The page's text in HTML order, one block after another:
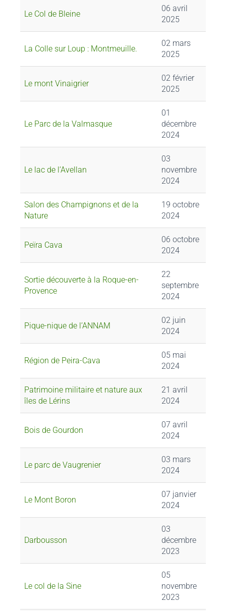
Le Col de Bleine
06 avril
2025
La Colle sur Loup : Montmeuille.
02 mars
2025
Le mont Vinaigrier
02 février
2025
Le Parc de la Valmasque
01
décembre
2024
Le lac de l’Avellan
03
novembre
2024
Salon des Champignons et de la
Nature
19 octobre
2024
Peïra Cava
06 octobre
2024
Sortie découverte à la Roque-en-
Provence
22
septembre
2024
Pique-nique de l’ANNAM
02 juin
2024
Région de Peira-Cava
05 mai
2024
Patrimoine militaire et nature aux
îles de Lérins
21 avril
2024
Bois de Gourdon
07 avril
2024
Le parc de Vaugrenier
03 mars
2024
Le Mont Boron
07 janvier
2024
Darbousson
03
décembre
2023
Le col de la Sine
05
novembre
2023